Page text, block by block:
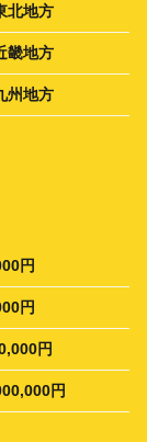
北地方
畿地方
州地方
円
円
円
円